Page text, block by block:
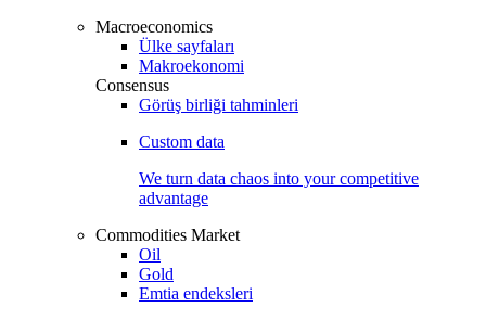
Macroeconomics
Ülke sayfaları
Makroekonomi
Consensus
Görüş birliği tahminleri
Custom data
We turn data chaos into your competitive
advantage
Commodities Market
Oil
Gold
Emtia endeksleri